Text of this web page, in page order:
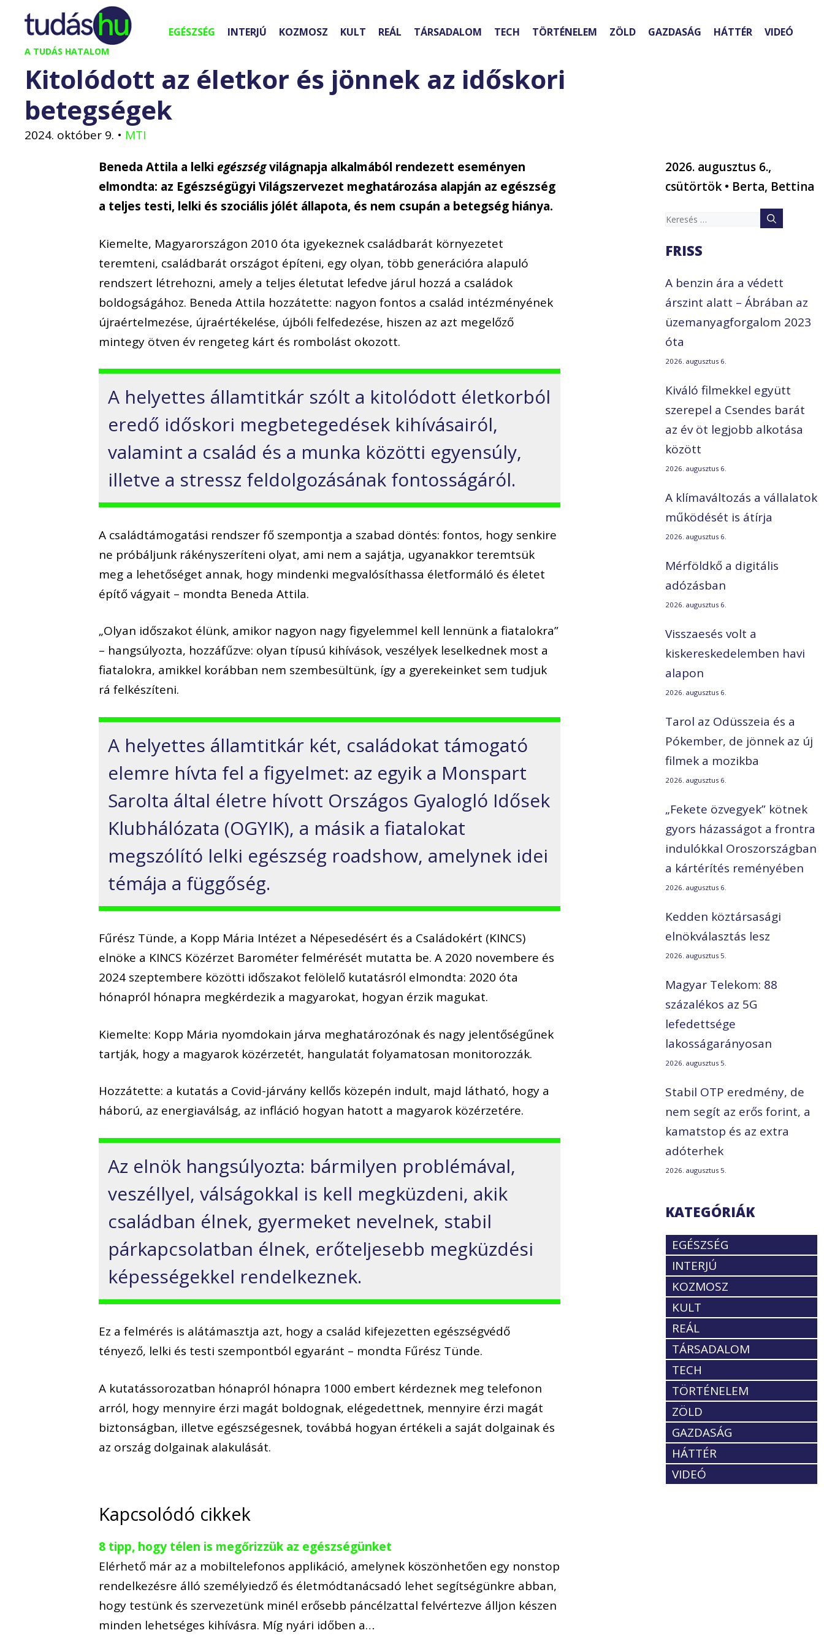
Kilépés
tartalomba
A TUDÁS HATALOM
EGÉSZSÉG INTERJÚ KOZMOSZ KULT REÁL TÁRSADALOM TECH TÖRTÉNELEM ZÖLD GAZDASÁG HÁTTÉR VIDEÓ
Kitolódott az életkor és jönnek az időskori
betegségek
2024. október 9. • MTI
Beneda Attila a lelkiegészségvilágnapja alkalmából rendezett eseményen
elmondta: az Egészségügyi Világszervezet meghatározása alapján az egészség
a teljes testi, lelki és szociális jólét állapota, és nem csupán a betegség hiánya.
Kiemelte, Magyarországon 2010 óta igyekeznek családbarát környezetet
teremteni, családbarát országot építeni, egy olyan, több generációra alapuló
rendszert létrehozni, amely a teljes életutat lefedve járul hozzá a családok
boldogságához. Beneda Attila hozzátette: nagyon fontos a család intézményének
újraértelmezése, újraértékelése, újbóli felfedezése, hiszen az azt megelőző
mintegy ötven év rengeteg kárt és rombolást okozott.
A helyettes államtitkár szólt a kitolódott életkorból
eredő időskori megbetegedések kihívásairól,
valamint a család és a munka közötti egyensúly,
illetve a stressz feldolgozásának fontosságáról.
A családtámogatási rendszer fő szempontja a szabad döntés: fontos, hogy senkire
ne próbáljunk rákényszeríteni olyat, ami nem a sajátja, ugyanakkor teremtsük
meg a lehetőséget annak, hogy mindenki megvalósíthassa életformáló és életet
építő vágyait – mondta Beneda Attila.
„Olyan időszakot élünk, amikor nagyon nagy figyelemmel kell lennünk a fiatalokra”
– hangsúlyozta, hozzáfűzve: olyan típusú kihívások, veszélyek leselkednek most a
fiatalokra, amikkel korábban nem szembesültünk, így a gyerekeinket sem tudjuk
rá felkészíteni.
A helyettes államtitkár két, családokat támogató
elemre hívta fel a figyelmet: az egyik a Monspart
Sarolta által életre hívott Országos Gyalogló Idősek
Klubhálózata (OGYIK), a másik a fiatalokat
megszólító lelki egészség roadshow, amelynek idei
témája a függőség.
Fűrész Tünde, a Kopp Mária Intézet a Népesedésért és a Családokért (KINCS)
elnöke a KINCS Közérzet Barométer felmérését mutatta be. A 2020 novembere és
2024 szeptembere közötti időszakot felölelő kutatásról elmondta: 2020 óta
hónapról hónapra megkérdezik a magyarokat, hogyan érzik magukat.
Kiemelte: Kopp Mária nyomdokain járva meghatározónak és nagy jelentőségűnek
tartják, hogy a magyarok közérzetét, hangulatát folyamatosan monitorozzák.
Hozzátette: a kutatás a Covid-járvány kellős közepén indult, majd látható, hogy a
háború, az energiaválság, az infláció hogyan hatott a magyarok közérzetére.
Az elnök hangsúlyozta: bármilyen problémával,
veszéllyel, válságokkal is kell megküzdeni, akik
családban élnek, gyermeket nevelnek, stabil
párkapcsolatban élnek, erőteljesebb megküzdési
képességekkel rendelkeznek.
Ez a felmérés is alátámasztja azt, hogy a család kifejezetten egészségvédő
tényező, lelki és testi szempontból egyaránt – mondta Fűrész Tünde.
A kutatássorozatban hónapról hónapra 1000 embert kérdeznek meg telefonon
arról, hogy mennyire érzi magát boldognak, elégedettnek, mennyire érzi magát
biztonságban, illetve egészségesnek, továbbá hogyan értékeli a saját dolgainak és
az ország dolgainak alakulását.
Kapcsolódó cikkek
8 tipp, hogy télen is megőrizzük az egészségünket
Elérhető már az a mobiltelefonos applikáció, amelynek köszönhetően egy nonstop
rendelkezésre álló személyiedző és életmódtanácsadó lehet segítségünkre abban,
hogy testünk és szervezetünk minél erősebb páncélzattal felvértezve álljon készen
minden lehetséges kihívásra. Míg nyári időben a…
2026. augusztus 6.,
csütörtök • Berta, Bettina
Keresés:
FRISS
A benzin ára a védett
árszint alatt – Ábrában az
üzemanyagforgalom 2023
óta
2026. augusztus 6.
Kiváló filmekkel együtt
szerepel a Csendes barát
az év öt legjobb alkotása
között
2026. augusztus 6.
A klímaváltozás a vállalatok
működését is átírja
2026. augusztus 6.
Mérföldkő a digitális
adózásban
2026. augusztus 6.
Visszaesés volt a
kiskereskedelemben havi
alapon
2026. augusztus 6.
Tarol az Odüsszeia és a
Pókember, de jönnek az új
filmek a mozikba
2026. augusztus 6.
„Fekete özvegyek” kötnek
gyors házasságot a frontra
indulókkal Oroszországban
a kártérítés reményében
2026. augusztus 6.
Kedden köztársasági
elnökválasztás lesz
2026. augusztus 5.
Magyar Telekom: 88
százalékos az 5G
lefedettsége
lakosságarányosan
2026. augusztus 5.
Stabil OTP eredmény, de
nem segít az erős forint, a
kamatstop és az extra
adóterhek
2026. augusztus 5.
KATEGÓRIÁK
EGÉSZSÉG
INTERJÚ
KOZMOSZ
KULT
REÁL
TÁRSADALOM
TECH
TÖRTÉNELEM
ZÖLD
GAZDASÁG
HÁTTÉR
VIDEÓ